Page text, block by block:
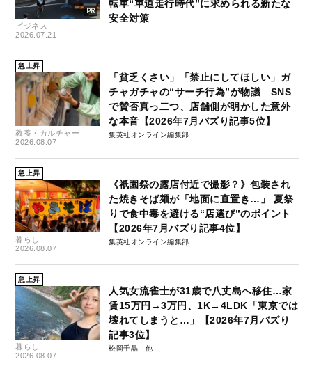
ビジネス
2026.07.21
転車“車道走行時代”に求められる新たな
安全対策
急上昇
教養・カルチャー
2026.08.07
「貧乏くさい」「禁止にしてほしい」ガ
チャガチャの“サーチ行為”が物議 SNS
で賛否真っ二つ、店舗側が明かした意外
な本音【2026年7月バズり記事5位】
集英社オンライン編集部
急上昇
暮らし
2026.08.07
《祇園祭の露店付近で撮影？》包装され
た焼きそば麺が「地面に直置き…」 夏祭
りで食中毒を避ける“店選び”のポイント
【2026年7月バズり記事4位】
集英社オンライン編集部
急上昇
暮らし
2026.08.07
人気女流雀士が31歳で八丈島へ移住…家
賃15万円→3万円、1K→4LDK「東京では
壊れてしまうと…」【2026年7月バズり
記事3位】
松岡千晶